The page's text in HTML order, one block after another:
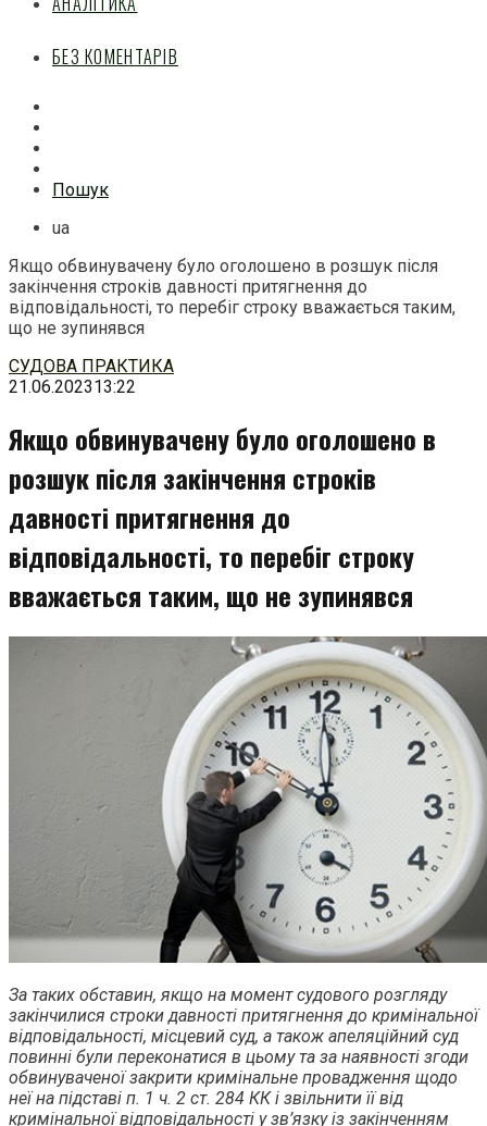
БЕЗ КОМЕНТАРІВ
Пошук
ua
Якщо обвинувачену було оголошено в розшук після
закінчення строків давності притягнення до
відповідальності, то перебіг строку вважається таким,
що не зупинявся
Перейти
до
СУДОВА ПРАКТИКА
21.06.202313:22
Якщо обвинувачену було оголошено в
розшук після закінчення строків
давності притягнення до
відповідальності, то перебіг строку
вважається таким, що не зупинявся
За таких обставин, якщо на момент судового розгляду
закінчилися строки давності притягнення до кримінальної
відповідальності, місцевий суд, а також апеляційний суд
повинні були переконатися в цьому та за наявності згоди
обвинуваченої закрити кримінальне провадження щодо
неї на підставі п. 1 ч. 2 ст. 284 КК і звільнити її від
кримінальної відповідальності у зв’язку із закінченням